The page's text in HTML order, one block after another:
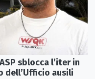
sblocca l’iter in
dell’Ufficio ausili